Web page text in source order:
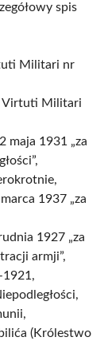
spis
Militari nr
Virtuti Militari
maja 1931 „za
1937 „za
1927 „za
armji”,
(Królestwo